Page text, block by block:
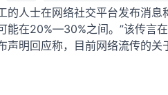
的人士在网络社交平台发布消息
能在20%—30%之间。”该传言
声明回应称，目前网络流传的关